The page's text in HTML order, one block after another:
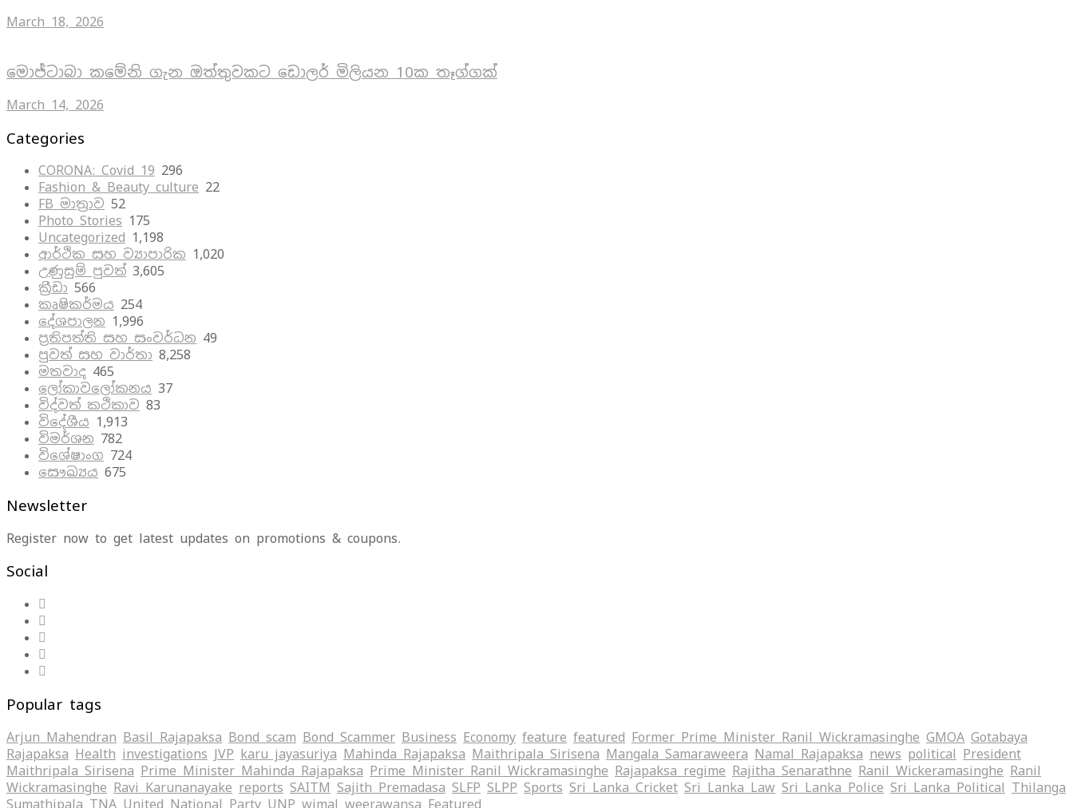
March 18, 2026
මොජ්ටාබා කමේනි ගැන ඔත්තුවකට ඩොලර් මිලියන 10ක තෑග්ගක්
March 14, 2026
Categories
CORONA: Covid 19 296
Fashion & Beauty culture 22
FB මාත්‍රාව 52
Photo Stories 175
Uncategorized 1,198
ආර්ථික සහ ව්‍යාපාරික 1,020
උණුසුම් පුවත් 3,605
ක්‍රීඩා 566
කෘෂිකර්මය 254
දේශපාලන 1,996
ප්‍රතිපත්ති සහ සංවර්ධන 49
පුවත් සහ වාර්තා 8,258
මතවාද 465
ලෝකාවලෝකනය 37
විද්වත් කථිකාව 83
විදේශීය 1,913
විමර්ශන 782
විශේෂාංග 724
සෞඛ්‍යය 675
Newsletter
Register now to get latest updates on promotions & coupons.
Social
Popular tags
Arjun Mahendran Basil Rajapaksa Bond scam Bond Scammer Business Economy feature featured Former Prime Minister Ranil Wickramasinghe GMOA Gotabaya
Rajapaksa Health investigations JVP karu jayasuriya Mahinda Rajapaksa Maithripala Sirisena Mangala Samaraweera Namal Rajapaksa news political President
Maithripala Sirisena Prime Minister Mahinda Rajapaksa Prime Minister Ranil Wickramasinghe Rajapaksa regime Rajitha Senarathne Ranil Wickeramasinghe Ranil
Wickramasinghe Ravi Karunanayake reports SAITM Sajith Premadasa SLFP SLPP Sports Sri Lanka Cricket Sri Lanka Law Sri Lanka Police Sri Lanka Political Thilanga
Sumathipala TNA United National Party UNP wimal weerawansa ‍Featured